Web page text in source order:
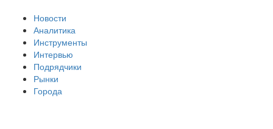
Новости
Аналитика
Инструменты
Интервью
Подрядчики
Рынки
Города